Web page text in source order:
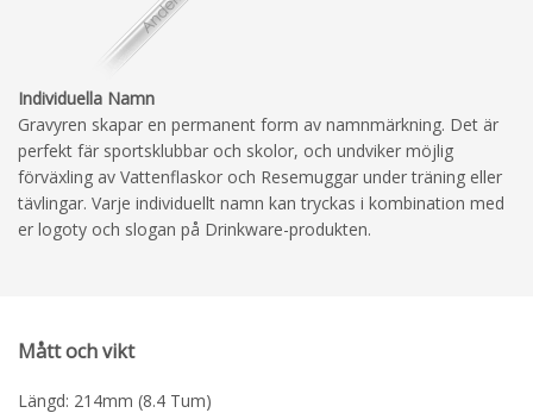
Individuella Namn
Gravyren skapar en permanent form av namnmärkning. Det är
perfekt fär sportsklubbar och skolor, och undviker möjlig
förväxling av Vattenflaskor och Resemuggar under träning eller
tävlingar. Varje individuellt namn kan tryckas i kombination med
er logoty och slogan på Drinkware-produkten.
Mått och vikt
Längd: 214mm (8.4 Tum)